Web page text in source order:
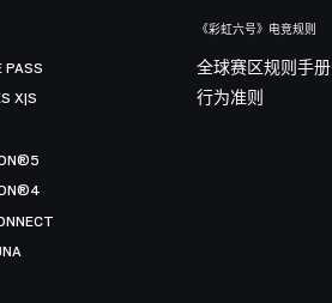
PASS
X|S
《彩虹六号》电竞规则
全球赛区规则手册
行为准则